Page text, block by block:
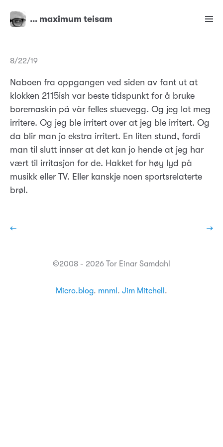
… maximum teisam
8/22/19
Naboen fra oppgangen ved siden av fant ut at
klokken 2115ish var beste tidspunkt for å bruke
boremaskin på vår felles stuevegg. Og jeg lot meg
irritere. Og jeg ble irritert over at jeg ble irritert. Og
da blir man jo ekstra irritert. En liten stund, fordi
man til slutt innser at det kan jo hende at jeg har
vært til irritasjon for de. Hakket for høy lyd på
musikk eller TV. Eller kanskje noen sportsrelaterte
brøl.
← →
©2008 - 2026 Tor Einar Samdahl
Micro.blog. mnml . Jim Mitchell .